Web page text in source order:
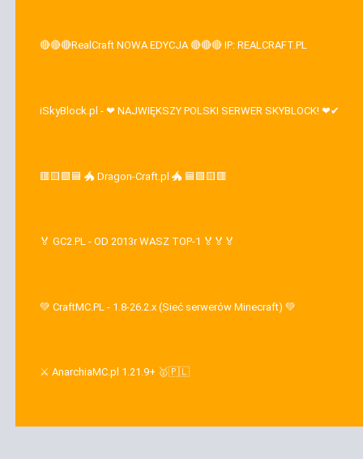
🔴🔴🔴RealCraft NOWA EDYCJA 🔴🔴🔴 IP: REALCRAFT.PL
iSkyBlock.pl - ❤ NAJWIĘKSZY POLSKI SERWER SKYBLOCK! ❤✔
🟥🟨🟩🟦 🐲 Dragon-Craft.pl 🐲 🟦🟩🟨🟥
🏅 GC2.PL - OD 2013r WASZ TOP-1 🏅🏅🏅
💚 CraftMC.PL - 1.8-26.2.x (Sieć serwerów Minecraft) 💚
⚔️ AnarchiaMC.pl 1.21.9+ 🥇🇵🇱